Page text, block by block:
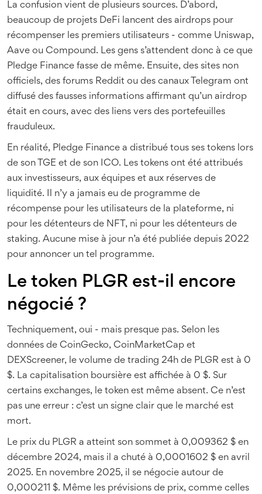
La confusion vient de plusieurs sources. D’abord,
beaucoup de projets DeFi lancent des airdrops pour
récompenser les premiers utilisateurs - comme Uniswap,
Aave ou Compound. Les gens s’attendent donc à ce que
Pledge Finance fasse de même. Ensuite, des sites non
officiels, des forums Reddit ou des canaux Telegram ont
diffusé des fausses informations affirmant qu’un airdrop
était en cours, avec des liens vers des portefeuilles
frauduleux.
En réalité, Pledge Finance a distribué tous ses tokens lors
de son TGE et de son ICO. Les tokens ont été attribués
aux investisseurs, aux équipes et aux réserves de
liquidité. Il n’y a jamais eu de programme de
récompense pour les utilisateurs de la plateforme, ni
pour les détenteurs de NFT, ni pour les détenteurs de
staking. Aucune mise à jour n’a été publiée depuis 2022
pour annoncer un tel programme.
Le token PLGR est-il encore
négocié ?
Techniquement, oui - mais presque pas. Selon les
données de CoinGecko, CoinMarketCap et
DEXScreener, le volume de trading 24h de PLGR est à 0
$. La capitalisation boursière est affichée à 0 $. Sur
certains exchanges, le token est même absent. Ce n’est
pas une erreur : c’est un signe clair que le marché est
mort.
Le prix du PLGR a atteint son sommet à 0,009362 $ en
décembre 2024, mais il a chuté à 0,0001602 $ en avril
2025. En novembre 2025, il se négocie autour de
0,000211 $. Même les prévisions de prix, comme celles